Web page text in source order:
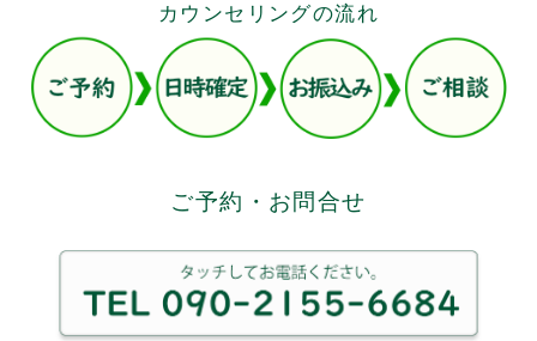
カウンセリングの流れ
ご予約・お問合せ